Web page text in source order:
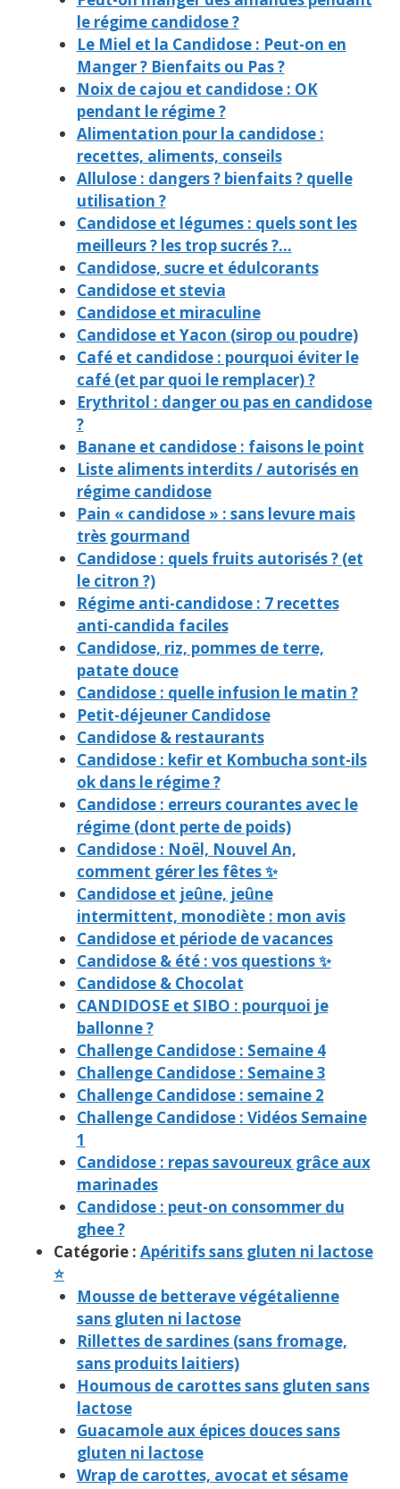
le régime candidose ?
Le Miel et la Candidose : Peut-on en
Manger ? Bienfaits ou Pas ?
Noix de cajou et candidose : OK
pendant le régime ?
Alimentation pour la candidose :
recettes, aliments, conseils
Allulose : dangers ? bienfaits ? quelle
utilisation ?
Candidose et légumes : quels sont les
meilleurs ? les trop sucrés ?…
Candidose, sucre et édulcorants
Candidose et stevia
Candidose et miraculine
Candidose et Yacon (sirop ou poudre)
Café et candidose : pourquoi éviter le
café (et par quoi le remplacer) ?
Erythritol : danger ou pas en candidose
?
Banane et candidose : faisons le point
Liste aliments interdits / autorisés en
régime candidose
Pain « candidose » : sans levure mais
très gourmand
Candidose : quels fruits autorisés ? (et
le citron ?)
Régime anti-candidose : 7 recettes
anti-candida faciles
Candidose, riz, pommes de terre,
patate douce
Candidose : quelle infusion le matin ?
Petit-déjeuner Candidose
Candidose & restaurants
Candidose : kefir et Kombucha sont-ils
ok dans le régime ?
Candidose : erreurs courantes avec le
régime (dont perte de poids)
Candidose : Noël, Nouvel An,
comment gérer les fêtes ✨
Candidose et jeûne, jeûne
intermittent, monodiète : mon avis
Candidose et période de vacances
Candidose & été : vos questions ✨
Candidose & Chocolat
CANDIDOSE et SIBO : pourquoi je
ballonne ?
Challenge Candidose : Semaine 4
Challenge Candidose : Semaine 3
Challenge Candidose : semaine 2
Challenge Candidose : Vidéos Semaine
1
Candidose : repas savoureux grâce aux
marinades
Candidose : peut-on consommer du
ghee ?
Catégorie : Apéritifs sans gluten ni lactose
⭐
Mousse de betterave végétalienne
sans gluten ni lactose
Rillettes de sardines (sans fromage,
sans produits laitiers)
Houmous de carottes sans gluten sans
lactose
Guacamole aux épices douces sans
gluten ni lactose
Wrap de carottes, avocat et sésame